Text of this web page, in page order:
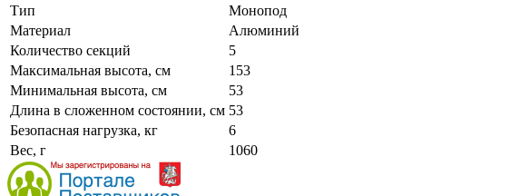
Тип
Монопод
Материал
Алюминий
Количество секций
5
Максимальная высота, см
153
Минимальная высота, см
53
Длина в сложенном состоянии, см 53
Безопасная нагрузка, кг
6
Вес, г
1060